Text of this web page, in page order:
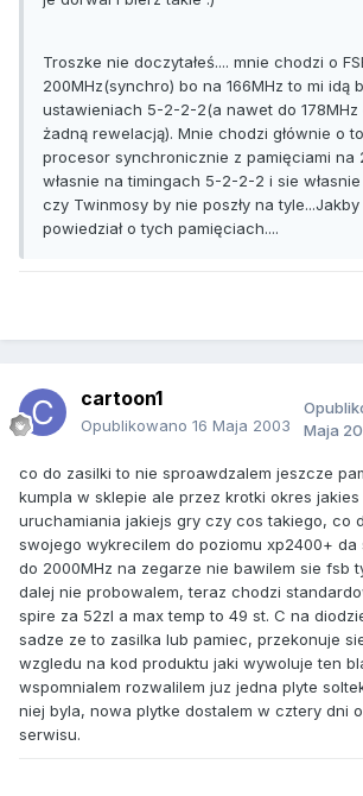
Troszke nie doczytałeś.... mnie chodzi o
200MHz(synchro) bo na 166MHz to mi idą
ustawieniach 5-2-2-2(a nawet do
żadną rewelacją). Mnie chodzi głównie o
procesor synchronicznie z pamięciami na
własnie na timingach 5-2-2-2 i sie
czy Twinmosy by nie poszły na
powiedział o tych pamięciach....
cartoon1
Opublikowano 16 Maja 2003
Maja
co do zasilki to nie sproawdzalem jeszcze
kumpla w sklepie ale przez krotki okres
uruchamiania jakiejs gry czy cos takiego, co
swojego wykrecilem do poziomu xp2400+ da
do 2000MHz na zegarze nie bawilem sie fsb
dalej nie probowalem, teraz chodzi
spire za 52zl a max temp to 49 st. C na
sadze ze to zasilka lub pamiec, przekonuje
wzgledu na kod produktu jaki wywoluje ten
wspomnialem rozwalilem juz jedna plyte
niej byla, nowa plytke dostalem w cztery dni
serwisu.